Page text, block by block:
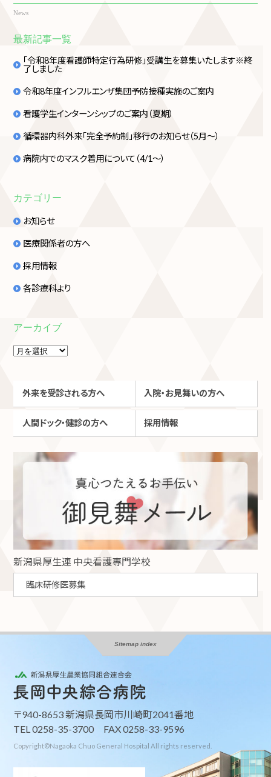
News
最新記事一覧
「令和8年度看護師特定行為研修」受講生を募集いたします※終
了しました
令和8年度インフルエンザ集団予防接種実施のご案内
看護学生インターンシップのご案内（夏期）
循環器内科外来「完全予約制」移行のお知らせ（5月～）
病院内でのマスク着用について（4/1～）
カテゴリー
お知らせ
医療関係者の方へ
採用情報
各診療科より
アーカイブ
外来を受診される方へ 入院・お見舞いの方へ
人間ドック・健診の方へ 採用情報
新潟県厚生連 中央看護專門学校
臨床研修医募集
Sitemap index
〒940-8653 新潟県長岡市川崎町2041番地
TEL 0258-35-3700 FAX 0258-33-9596
Copyright©Nagaoka Chuo General Hospital All rights reserved.